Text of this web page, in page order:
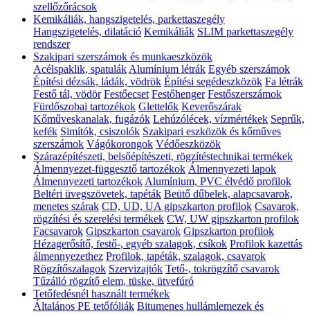
szellőzőrácsok
Kemikáliák, hangszigetelés, parkettaszegély
Hangszigetelés, dilatáció Kemikáliák SLIM parkettaszegély
rendszer
Szakipari szerszámok és munkaeszközök
Acélspaklik, spatulák Alumínium létrák Egyéb szerszámok
Építési dézsák, ládák, vödrök Építési segédeszközök Fa létrák
Festő tál, vödör Festőecset Festőhenger Festőszerszámok
Fürdőszobai tartozékok Glettelők Keverőszárak
Kőműveskanalak, fugázók Lehúzólécek, vízmértékek Seprűk,
kefék Simítók, csiszolók Szakipari eszközök és kőműves
szerszámok Vágókorongok Védőeszközök
Szárazépítészeti, belsőépítészeti, rögzítéstechnikai termékek
Álmennyezet-függesztő tartozékok Álmennyezeti lapok
Álmennyezeti tartozékok Alumínium, PVC élvédő profilok
Beltéri üvegszövetek, tapéták Beütő dűbelek, alapcsavarok,
menetes szárak CD, UD, UA gipszkarton profilok Csavarok,
rögzítési és szerelési termékek CW, UW gipszkarton profilok
Facsavarok Gipszkarton csavarok Gipszkarton profilok
Hézagerősítő, festő-, egyéb szalagok, csíkok Profilok kazettás
álmennyezethez Profilok, tapéták, szalagok, csavarok
Rögzítőszalagok Szervizajtók Tető-, tokrögzítő csavarok
Tűzálló rögzítő elem, tüske, ütvefúró
Tetőfedésnél használt termékek
Általános PE tetőfóliák Bitumenes hullámlemezek és